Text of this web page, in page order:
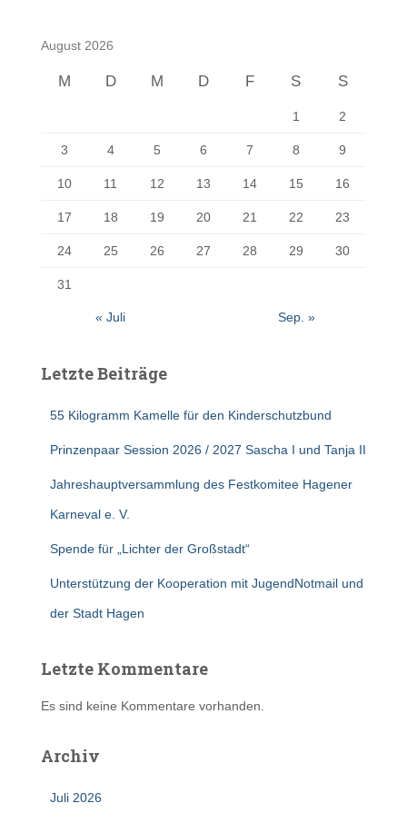
August 2026
M D M D F S S
1 2
3 4 5 6 7 8 9
10 11 12 13 14 15 16
17 18 19 20 21 22 23
24 25 26 27 28 29 30
31
« Juli Sep. »
Letzte Beiträge
55 Kilogramm Kamelle für den Kinderschutzbund
Prinzenpaar Session 2026 / 2027 Sascha I und Tanja II
Jahreshauptversammlung des Festkomitee Hagener
Karneval e. V.
Spende für „Lichter der Großstadt“
Unterstützung der Kooperation mit JugendNotmail und
der Stadt Hagen
Letzte Kommentare
Es sind keine Kommentare vorhanden.
Archiv
Juli 2026